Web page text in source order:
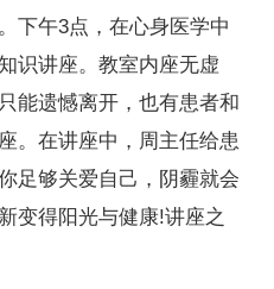
下午3点，在心身医学中
识讲座。教室内座无虚
能遗憾离开，也有患者和
。在讲座中，周主任给患
足够关爱自己，阴霾就会
变得阳光与健康!讲座之